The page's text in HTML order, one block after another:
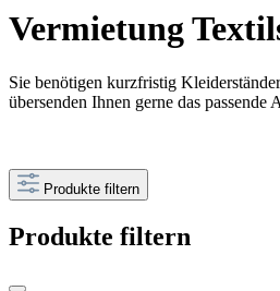
Vermietung
Sie benötigen kurzfristig
übersenden Ihnen gerne das
Produkte filtern
Produkte filtern